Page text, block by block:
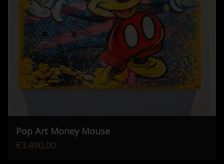
Pop Art Money Mouse
€3.490,00